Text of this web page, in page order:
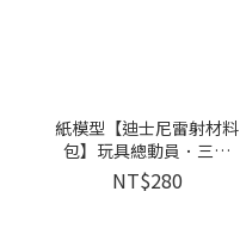
紙模型【迪士尼雷射材料
包】玩具總動員．三眼
怪．胡迪．巴斯｜
9027808 紙風景
NT$280